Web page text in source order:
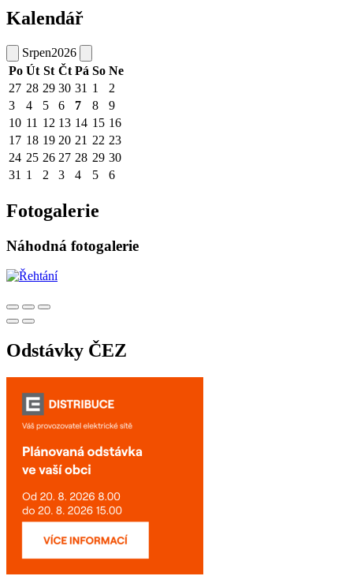
Kalendář
Srpen2026
Po Út St Čt Pá So Ne
27 28 29 30 31 1
2
3
4 5 6 7 8
9
10 11 12 13 14 15 16
17 18 19 20 21 22 23
24 25 26 27 28 29 30
31 1 2 3 4 5 6
Fotogalerie
Náhodná fotogalerie
Odstávky ČEZ